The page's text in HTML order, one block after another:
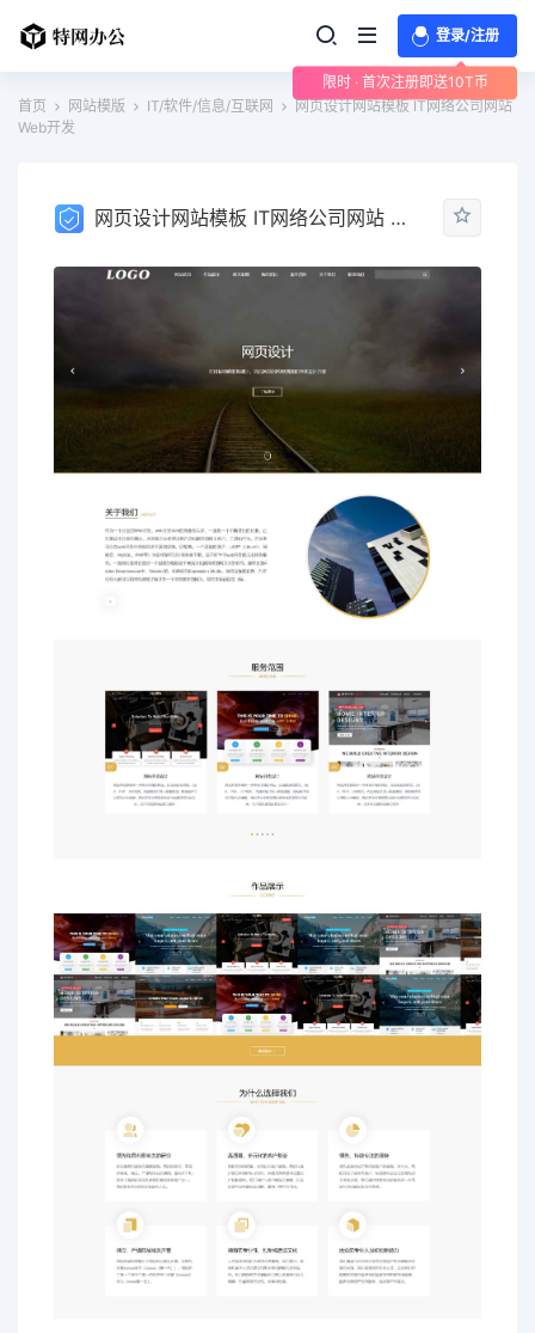
登录/注册
限时 · 首次注册即送10T币
首页
网站模版 IT/软件/信息/互联网
网页设计网站模板 IT网络公司网站
Web开发
网页设计网站模板 IT网络公司网站 Web开发